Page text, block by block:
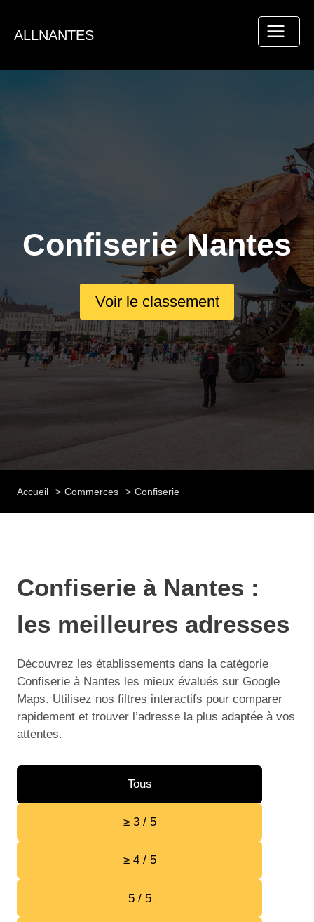
contenu
ALLNANTES
Confiserie Nantes
Voir le classement
Accueil Commerces Confiserie
Confiserie à Nantes :
les meilleures adresses
Découvrez les établissements dans la catégorie
Confiserie à Nantes les mieux évalués sur Google
Maps. Utilisez nos filtres interactifs pour comparer
rapidement et trouver l’adresse la plus adaptée à vos
attentes.
Tous
≥ 3 / 5
≥ 4 / 5
5 / 5